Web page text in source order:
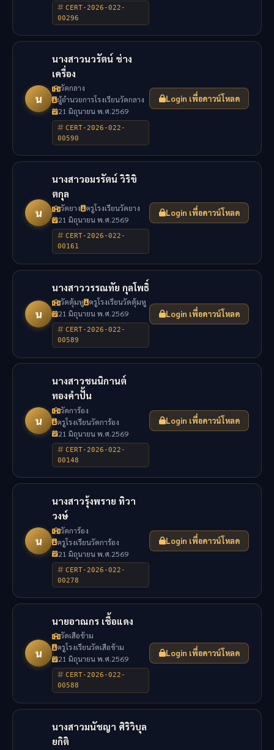
CERT-2026-022-
00296
น
นางสาวนวรัตน์ ช่าง
เครื่อง
วัดกลาง
ผู้อำนวยการโรงเรียนวัดกลาง
21 มิถุนายน พ.ศ.2569
CERT-2026-022-
00590
Login เพื่อดาวน์โหลด
น
นางสาวอมรรัตน์ วิริขิ
ตกุล
วัดยาง
ครูโรงเรียนวัดยาง
21 มิถุนายน พ.ศ.2569
CERT-2026-022-
00161
Login เพื่อดาวน์โหลด
น
นางสาววรรณทัย กุลโพธิ์
วัดตุ้มหู
ครูโรงเรียนวัดตุ้มหู
21 มิถุนายน พ.ศ.2569
CERT-2026-022-
00589
Login เพื่อดาวน์โหลด
น
นางสาวชนนิกานต์
ทองคำปั้น
วัดการ้อง
ครูโรงเรียนวัดการ้อง
21 มิถุนายน พ.ศ.2569
CERT-2026-022-
00148
Login เพื่อดาวน์โหลด
น
นางสาวรุ้งพราย ทิวา
วงษ์
วัดการ้อง
ครูโรงเรียนวัดการ้อง
21 มิถุนายน พ.ศ.2569
CERT-2026-022-
00278
Login เพื่อดาวน์โหลด
น
นายอาณกร เชื้อแดง
วัดเสือข้าม
ครูโรงเรียนวัดเสือข้าม
21 มิถุนายน พ.ศ.2569
CERT-2026-022-
00588
Login เพื่อดาวน์โหลด
นางสาวมนัชญา ศิริวิบุล
ยกิติ